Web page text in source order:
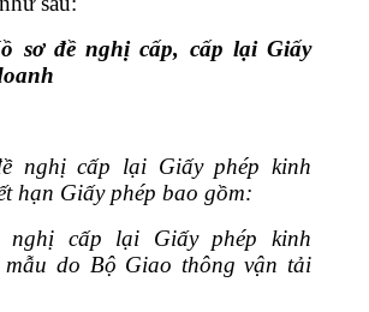
sơ đề nghị cấp, cấp lại Giấy
nghị cấp lại Giấy phép kinh
hạn Giấy phép bao gồm:
cấp lại Giấy phép kinh
mẫu do Bộ Giao thông vận tải